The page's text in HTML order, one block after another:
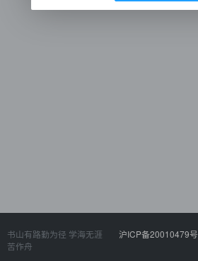
书山有路勤为径 学海无涯
苦作舟
沪ICP备20010479号